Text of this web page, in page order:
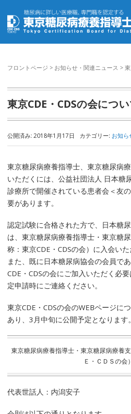
フロントページ > お知らせ・関連ニュース >
東京CDE・CDSの会につ
公開済み: 2018年1月17日 カテゴリー: お知ら
東京糖尿病療養指導士、東京糖尿病
いただくには、公益社団法人 日本糖
診療所で開催されている患者会＜友
要があります。
認定試験に合格された方で、日本糖
は、東京糖尿病療養指導士・東京糖
称：東京CDE・CDSの会）に入会い
また、既に日本糖尿病協会の会員で
CDE・CDSの会にご加入いただく必
定申請時にご連絡ください。
東京CDE・CDSの会のWEBページに
あり、3月中旬に公開予定となります。
東京糖尿病療養指導士・東京糖尿病療養
Ｅ・ＣＤＳの会）
代表世話人：内潟安子